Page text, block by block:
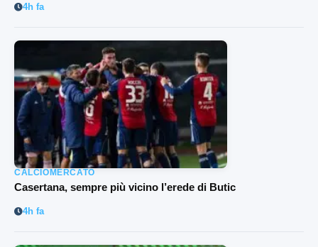
4h fa
CALCIOMERCATO
Casertana, sempre più vicino l’erede di Butic
4h fa